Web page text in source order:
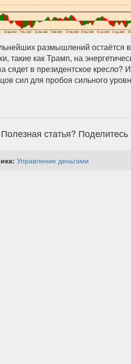
размышлений остаётся
такие как Трамп, на
сядет в президентское кресло?
сил для пробоя сильного
Полезная статья?
Управление деньгами